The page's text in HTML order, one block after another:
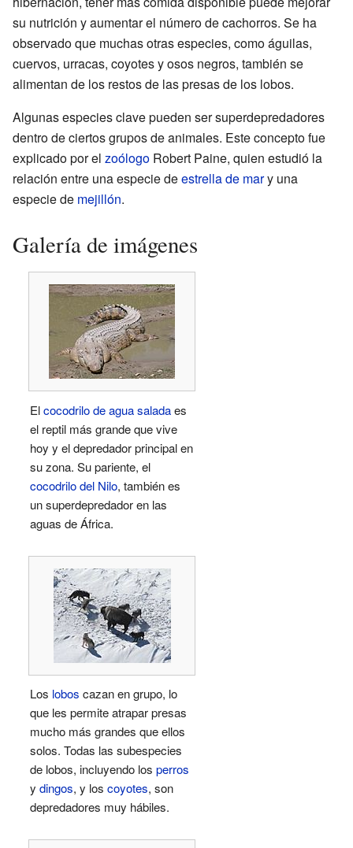
su nutrición y aumentar el número de cachorros. Se ha
observado que muchas otras especies, como águilas,
cuervos, urracas, coyotes y osos negros, también se
alimentan de los restos de las presas de los lobos.
Algunas especies clave pueden ser superdepredadores
dentro de ciertos grupos de animales. Este concepto fue
explicado por el zoólogo Robert Paine, quien estudió la
relación entre una especie deestrella de mary una
especie de mejillón.
Galería de imágenes
Elcocodrilo de agua saladaes
el reptil más grande que vive
hoy y el depredador principal en
su zona. Su pariente, el
cocodrilo del Nilo, también es
un superdepredador en las
aguas de África.
Los lobos cazan en grupo, lo
que les permite atrapar presas
mucho más grandes que ellos
solos. Todas las subespecies
de lobos, incluyendo los perros
y dingos, y los coyotes, son
depredadores muy hábiles.